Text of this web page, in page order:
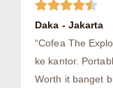
Daka - Jakarta
“Cofea The
ke kantor.
Worth it banget